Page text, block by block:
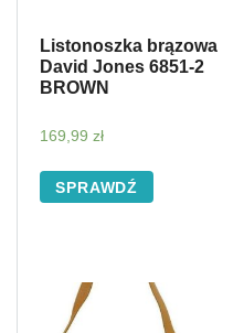
Listonoszka brązowa
David Jones 6851-2
BROWN
169,99 zł
SPRAWDŹ